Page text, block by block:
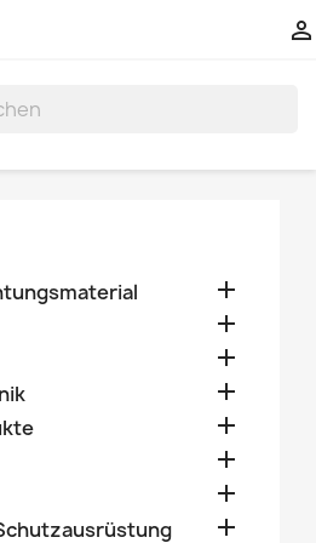








